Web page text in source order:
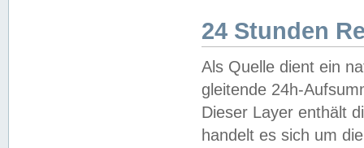
24 Stunden
Als Quelle dient ein
gleitende 24h-
Dieser Layer enthält
handelt es sich um